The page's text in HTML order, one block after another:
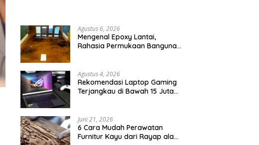
Agustus 6, 2026
Mengenal Epoxy Lantai,
Rahasia Permukaan Bangunan
Agustus 4, 2026
Rekomendasi Laptop Gaming
Terjangkau di Bawah 15 Juta
Juni 21, 2026
6 Cara Mudah Perawatan
Furnitur Kayu dari Rayap ala